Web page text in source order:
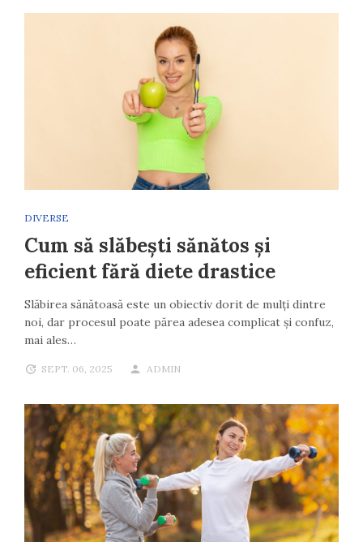
DIVERSE
Cum să slăbești sănătos și
eficient fără diete drastice
Slăbirea sănătoasă este un obiectiv dorit de mulți dintre
noi, dar procesul poate părea adesea complicat și confuz,
mai ales…
SEPT. 06, 2025 ADMIN